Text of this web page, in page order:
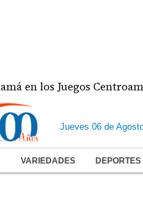
Juegos
Jueves 06 de
VARIEDADES DEPORTES